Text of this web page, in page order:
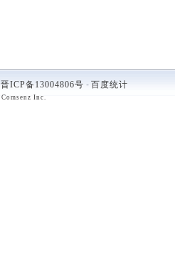
晋ICP备13004806号 - 百度统计
Comsenz Inc.